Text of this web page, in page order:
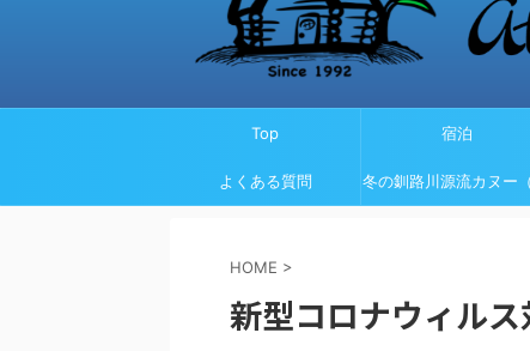
Top 宿泊
よくある質問 冬の釧路川源流カヌー
HOME >
新型コロナウィルス